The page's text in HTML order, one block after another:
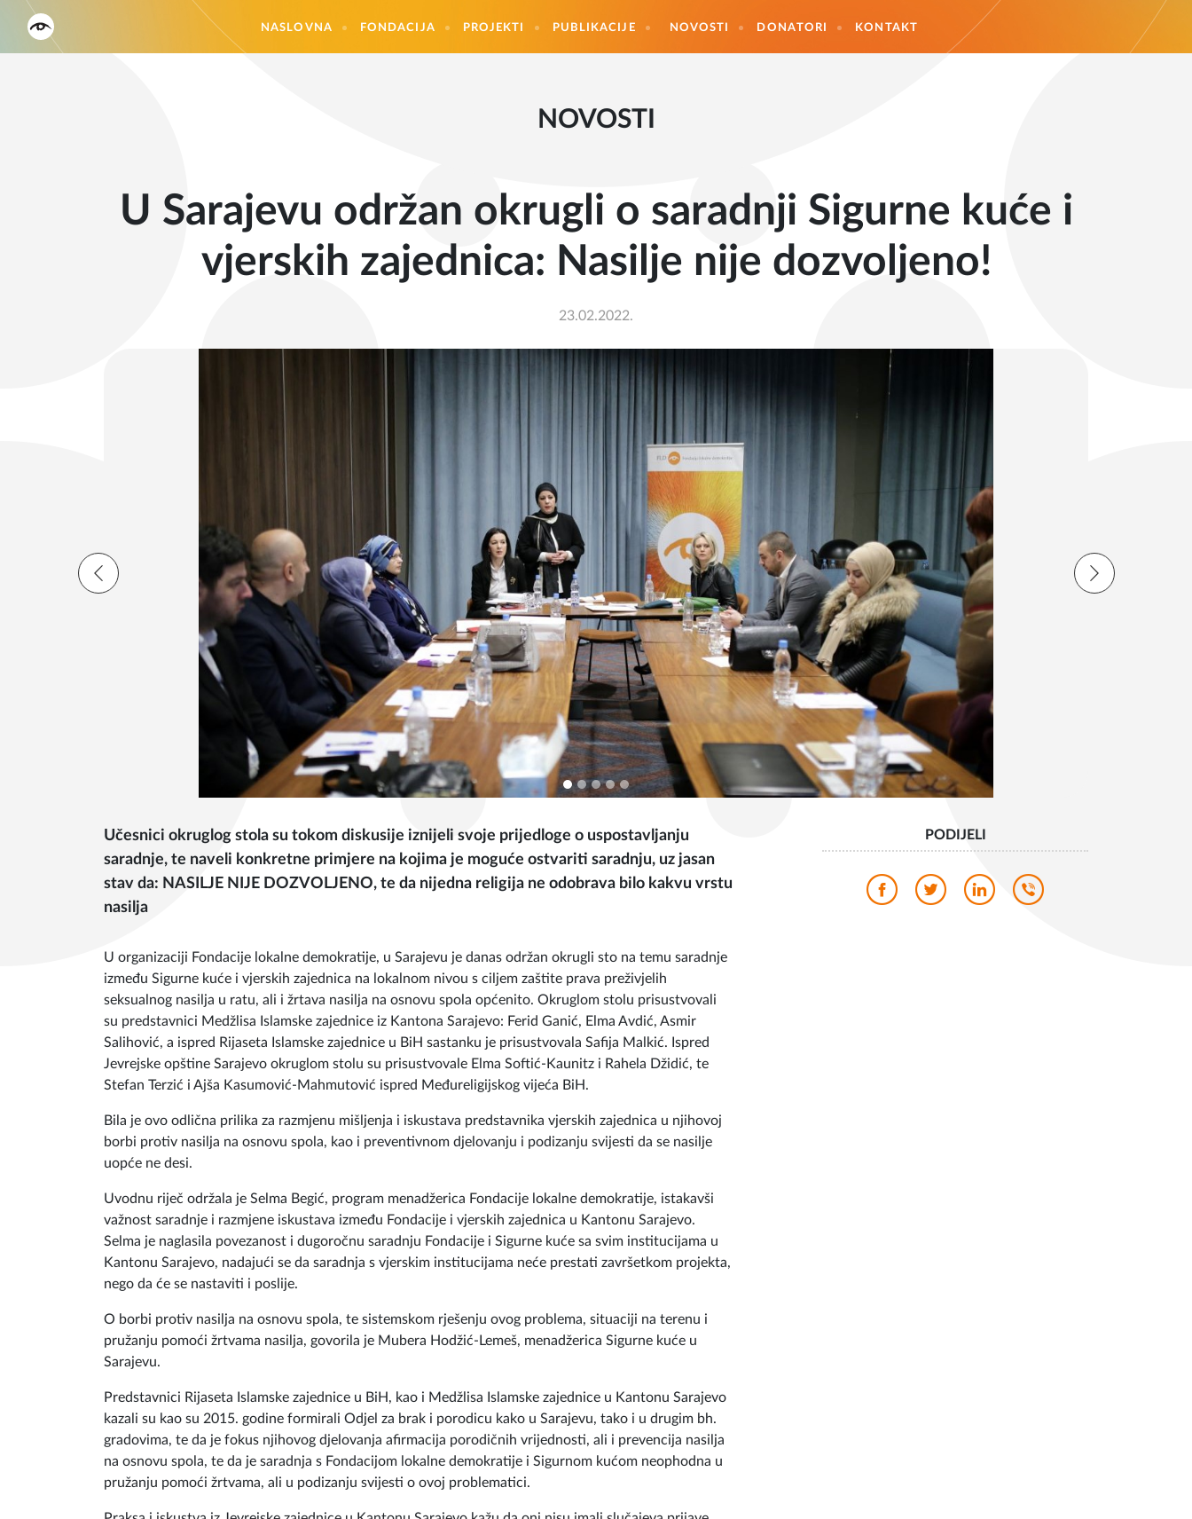
NASLOVNA FONDACIJA PROJEKTI PUBLIKACIJE NOVOSTI DONATORI KONTAKT
NOVOSTI
U Sarajevu održan okrugli o saradnji Sigurne kuće i
vjerskih zajednica: Nasilje nije dozvoljeno!
23.02.2022.
Učesnici okruglog stola su tokom diskusije iznijeli svoje prijedloge o uspostavljanju
saradnje, te naveli konkretne primjere na kojima je moguće ostvariti saradnju, uz jasan
stav da: NASILJE NIJE DOZVOLJENO, te da nijedna religija ne odobrava bilo kakvu vrstu
nasilja
U organizaciji Fondacije lokalne demokratije, u Sarajevu je danas održan okrugli sto na temu saradnje
između Sigurne kuće i vjerskih zajednica na lokalnom nivou s ciljem zaštite prava preživjelih
seksualnog nasilja u ratu, ali i žrtava nasilja na osnovu spola općenito. Okruglom stolu prisustvovali
su predstavnici Medžlisa Islamske zajednice iz Kantona Sarajevo: Ferid Ganić, Elma Avdić, Asmir
Salihović, a ispred Rijaseta Islamske zajednice u BiH sastanku je prisustvovala Safija Malkić. Ispred
Jevrejske opštine Sarajevo okruglom stolu su prisustvovale Elma Softić-Kaunitz i Rahela Džidić, te
Stefan Terzić i Ajša Kasumović-Mahmutović ispred Međureligijskog vijeća BiH.
Bila je ovo odlična prilika za razmjenu mišljenja i iskustava predstavnika vjerskih zajednica u njihovoj
borbi protiv nasilja na osnovu spola, kao i preventivnom djelovanju i podizanju svijesti da se nasilje
uopće ne desi.
Uvodnu riječ održala je Selma Begić, program menadžerica Fondacije lokalne demokratije, istakavši
važnost saradnje i razmjene iskustava između Fondacije i vjerskih zajednica u Kantonu Sarajevo.
Selma je naglasila povezanost i dugoročnu saradnju Fondacije i Sigurne kuće sa svim institucijama u
Kantonu Sarajevo, nadajući se da saradnja s vjerskim institucijama neće prestati završetkom projekta,
nego da će se nastaviti i poslije.
O borbi protiv nasilja na osnovu spola, te sistemskom rješenju ovog problema, situaciji na terenu i
pružanju pomoći žrtvama nasilja, govorila je Mubera Hodžić-Lemeš, menadžerica Sigurne kuće u
Sarajevu.
Predstavnici Rijaseta Islamske zajednice u BiH, kao i Medžlisa Islamske zajednice u Kantonu Sarajevo
kazali su kao su 2015. godine formirali Odjel za brak i porodicu kako u Sarajevu, tako i u drugim bh.
gradovima, te da je fokus njihovog djelovanja afirmacija porodičnih vrijednosti, ali i prevencija nasilja
na osnovu spola, te da je saradnja s Fondacijom lokalne demokratije i Sigurnom kućom neophodna u
pružanju pomoći žrtvama, ali u podizanju svijesti o ovoj problematici.
PODIJELI